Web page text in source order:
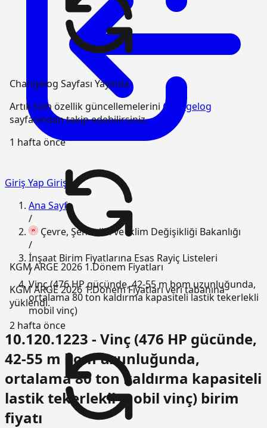
Changelog Sayfası Yayında
Artık tüm özellik güncellemeleriniChangelog
sayfasından takip edebilirsiniz.
1 hafta önce
KGM ARGE 2026 1.Dönem Fiyatları
KGM ARGE 2026 1.Dönem Fiyatları veri tabanına
yüklendi.
2 hafta önce
Giriş Yap Giriş
Ana Sayfa
/
Çevre, Şehircilik ve İklim Değişikliği Bakanlığı
/
İnşaat Birim Fiyatlarına Esas Rayiç Listeleri
/
Vinç (476 HP gücünde, 42-55 m bom uzunluğunda,
ortalama 80 ton kaldırma kapasiteli lastik tekerlekli
mobil vinç)
10.120.1223 - Vinç (476 HP gücünde,
42-55 m bom uzunluğunda,
ortalama 80 ton kaldırma kapasiteli
lastik tekerlekli mobil vinç) birim
fiyatı